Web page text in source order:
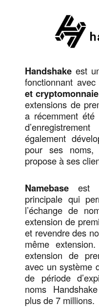
Handshake est
fonctionnant avec
et
extensions de
a récemment
également
pour ses noms,
propose à ses
Namebase est
principale qui
l’échange de
extension de
et revendre des
même extension.
extension de
avec un système
de période
noms
plus de 7 millions.